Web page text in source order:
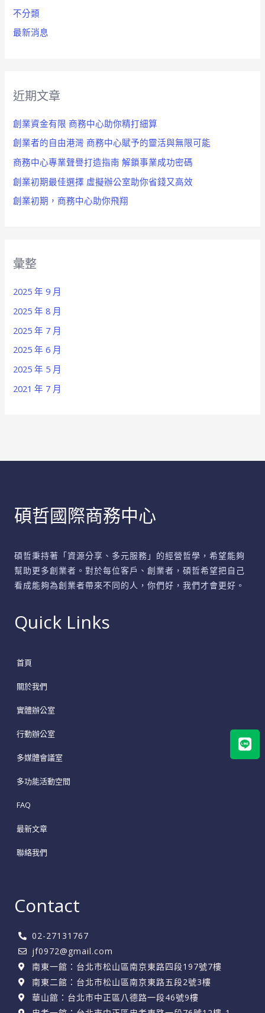
不分類
最新消息
近期文章
創業資金有限 商務中心助你精打細算
創業者的自由港灣 商務中心賦予的靈活與無限可能
商務中心專業聲譽打造指南 解鎖事業成功密碼
創業初期最佳選擇 虛擬辦公室助你省錢又高效
創業初期，商務中心助你飛翔
彙整
2025 年 9 月
2025 年 8 月
2025 年 7 月
2025 年 6 月
2025 年 5 月
2021 年 7 月
碩哲國際商務中心
碩哲秉持著「資源分享、多元服務」的經營哲學，希望能夠
幫助更多創業者。對於每位客戶、創業者，碩哲希望把自己
看成能夠為創業者帶來不同的人，你們好，我們才會更好。
Quick Links
首頁
關於我們
實體辦公室
行動辦公室
多媒體會議室
多功能活動空間
FAQ
最新文章
聯絡我們
Contact
02-27131767
jf0972@gmail.com
南東一館：台北市松山區南京東路四段197號7樓
南東二館：台北市松山區南京東路五段2號3樓
華山館：台北市中正區八德路一段46號9樓